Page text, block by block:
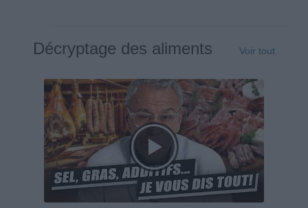
Décryptage des aliments Voir tout